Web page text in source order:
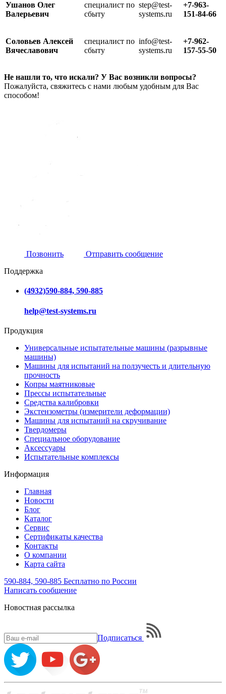
Ушанов Олег
Валерьевич
специалист по
сбыту
step@test-
systems.ru
+7-963-
151-84-66
Соловьев Алексей
Вячеславович
специалист по
сбыту
info@test-
systems.ru
+7-962-
157-55-50
Не нашли то, что искали? У Вас возникли вопросы?
Пожалуйста, свяжитесь с нами любым удобным для Вас
способом!
Позвонить
Отправить сообщение
Поддержка
(4932)590-884, 590-885
help@test-systems.ru
Продукция
Универсальные испытательные машины (разрывные
машины)
Машины для испытаний на ползучесть и длительную
прочность
Копры маятниковые
Прессы испытательные
Средства калибровки
Экстензометры (измерители деформации)
Машины для испытаний на скручивание
Твердомеры
Специальное оборудование
Аксессуары
Испытательные комплексы
Информация
Главная
Новости
Блог
Каталог
Сервис
Сертификаты качества
Контакты
О компании
Карта сайта
590-884, 590-885 Бесплатно по России
Написать сообщение
Новостная рассылка
Подписаться